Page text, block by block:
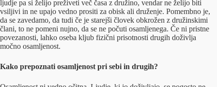
ljudje pa si želijo preživeti več časa z družino, vendar ne želijo biti
vsiljivi in ne upajo vedno prositi za obisk ali druženje. Pomembno je,
da se zavedamo, da tudi če je starejši človek obkrožen z družinskimi
člani, to ne pomeni nujno, da se ne počuti osamljenega. Če ni pristne
povezanosti, lahko oseba kljub fizični prisotnosti drugih doživlja
močno osamljenost.
Kako prepoznati osamljenost pri sebi in drugih?